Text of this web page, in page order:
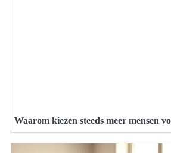
Waarom kiezen steeds meer mensen